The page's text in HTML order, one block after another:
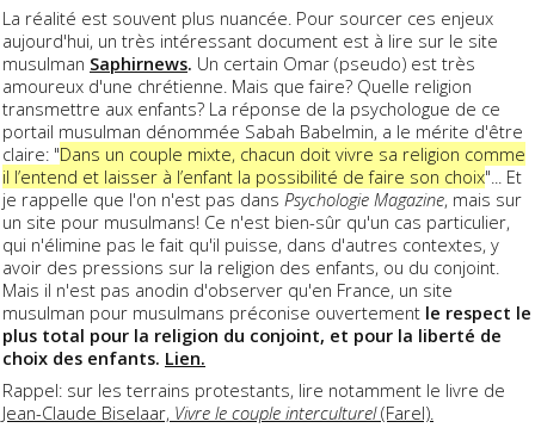
La réalité est souvent plus nuancée. Pour sourcer ces enjeux
aujourd'hui, un très intéressant document est à lire sur le site
musulman Saphirnews. Un certain Omar (pseudo) est très
amoureux d'une chrétienne. Mais que faire? Quelle religion
transmettre aux enfants? La réponse de la psychologue de ce
portail musulman dénommée Sabah Babelmin, a le mérite d'être
claire: "Dans un couple mixte, chacun doit vivre sa religion comme
il l’entend et laisser à l’enfant la possibilité de faire son choix"... Et
je rappelle que l'on n'est pas dans Psychologie Magazine, mais sur
un site pour musulmans! Ce n'est bien-sûr qu'un cas particulier,
qui n'élimine pas le fait qu'il puisse, dans d'autres contextes, y
avoir des pressions sur la religion des enfants, ou du conjoint.
Mais il n'est pas anodin d'observer qu'en France, un site
musulman pour musulmans préconise ouvertement le respect le
plus total pour la religion du conjoint, et pour la liberté de
choix des enfants. Lien.
Rappel: sur les terrains protestants, lire notamment le livre de
Jean-Claude Biselaar, Vivre le couple interculturel(Farel).